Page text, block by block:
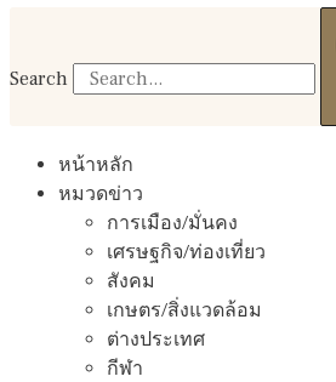
Search
หน้าหลัก
หมวดข่าว
การเมือง/มั่นคง
เศรษฐกิจ/ท่องเที่ยว
สังคม
เกษตร/สิ่งแวดล้อม
ต่างประเทศ
กีฬา